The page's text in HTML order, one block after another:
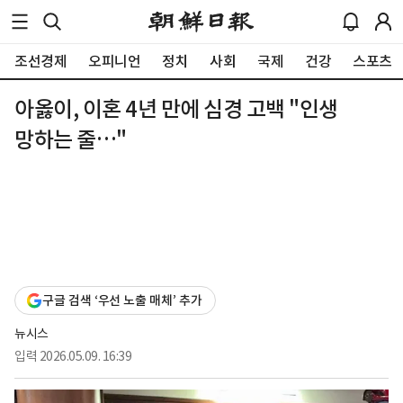
조선경제 오피니언 정치 사회 국제 건강 스포츠
아옳이, 이혼 4년 만에 심경 고백 "인생
망하는 줄…"
구글 검색 ‘우선 노출 매체’ 추가
뉴시스
입력 2026.05.09. 16:39